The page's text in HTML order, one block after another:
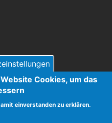
Cookies, um das
einverstanden zu erklären.